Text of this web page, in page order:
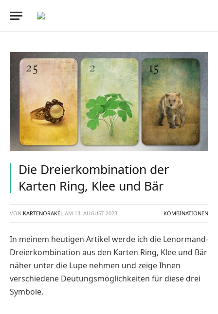
Die Dreierkombination der
Karten Ring, Klee und Bär
VON KARTENORAKEL AM 13. AUGUST 2023 KOMBINATIONEN
In meinem heutigen Artikel werde ich die Lenormand-
Dreierkombination aus den Karten Ring, Klee und Bär
näher unter die Lupe nehmen und zeige Ihnen
verschiedene Deutungsmöglichkeiten für diese drei
Symbole.